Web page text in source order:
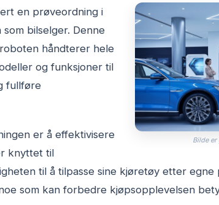
Bilde er
en prøveordning i
bilselger. Denne
håndterer hele
og funksjoner til
fullføre
er å effektivisere
knyttet til
til å tilpasse sine kjøretøy etter
som kan forbedre kjøpsopplevelsen